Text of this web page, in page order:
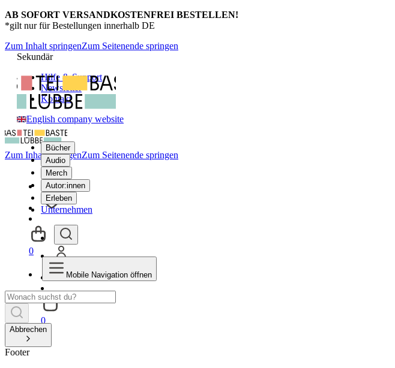
AB SOFORT VERSANDKOSTENFREI BESTELLEN!
*gilt nur für Bestellungen innerhalb DE
Zum Inhalt springenZum Seitenende springen
Sekundär
Hilfe & Support
Newsletter
Kontakt
English company website
Bücher
Audio
Merch
Autor:innen
Erleben
Unternehmen
0
Zum Inhalt springenZum Seitenende springen
0
Mobile Navigation öffnen
Abbrechen
Footer